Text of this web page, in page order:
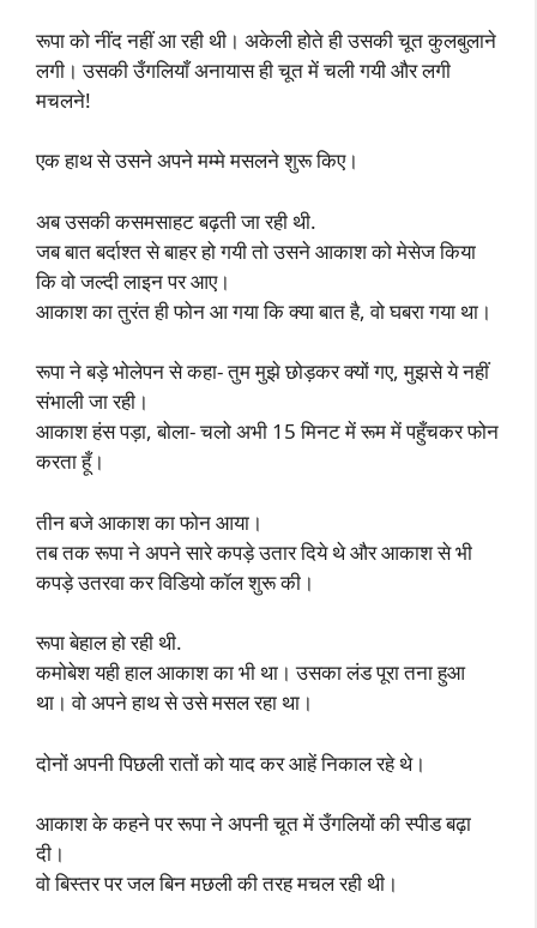
रूपा को नींद नहीं आ रही थी। अकेली होते ही उसकी चूत कुलबुलाने
लगी। उसकी उँगलियाँ अनायास ही चूत में चली गयी और लगी
मचलने!
एक हाथ से उसने अपने मम्मे मसलने शुरू किए।
अब उसकी कसमसाहट बढ़ती जा रही थी.
जब बात बर्दाश्त से बाहर हो गयी तो उसने आकाश को मेसेज किया
कि वो जल्दी लाइन पर आए।
आकाश का तुरंत ही फोन आ गया कि क्या बात है, वो घबरा गया था।
रूपा ने बड़े भोलेपन से कहा- तुम मुझे छोड़कर क्यों गए, मुझसे ये नहीं
संभाली जा रही।
आकाश हंस पड़ा, बोला- चलो अभी 15 मिनट में रूम में पहुँचकर फोन
करता हूँ।
तीन बजे आकाश का फोन आया।
तब तक रूपा ने अपने सारे कपड़े उतार दिये थे और आकाश से भी
कपड़े उतरवा कर विडियो कॉल शुरू की।
रूपा बेहाल हो रही थी.
कमोबेश यही हाल आकाश का भी था। उसका लंड पूरा तना हुआ
था। वो अपने हाथ से उसे मसल रहा था।
दोनों अपनी पिछली रातों को याद कर आहें निकाल रहे थे।
आकाश के कहने पर रूपा ने अपनी चूत में उँगलियों की स्पीड बढ़ा
दी।
वो बिस्तर पर जल बिन मछली की तरह मचल रही थी।